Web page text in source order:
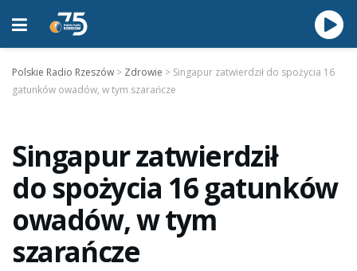
Polskie Radio Rzeszów > Zdrowie > Singapur zatwierdził do spożycia 16
gatunków owadów, w tym szarańcze
Singapur zatwierdził
do spożycia 16 gatunków
owadów, w tym
szarańcze